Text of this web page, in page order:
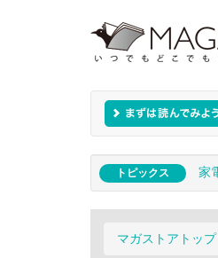
トピックス 家
マガストアトップ